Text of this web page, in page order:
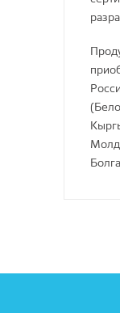
Для
Для
ПВХ
Condor